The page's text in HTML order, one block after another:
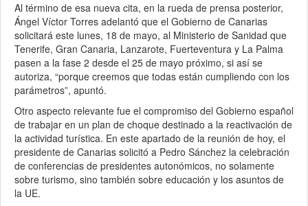
Al término de esa nueva cita, en la rueda de prensa posterior,
Ángel Víctor Torres adelantó que el Gobierno de Canarias
solicitará este lunes, 18 de mayo, al Ministerio de Sanidad que
Tenerife, Gran Canaria, Lanzarote, Fuerteventura y La Palma
pasen a la fase 2 desde el 25 de mayo próximo, si así se
autoriza, “porque creemos que todas están cumpliendo con los
parámetros”, apuntó.
Otro aspecto relevante fue el compromiso del Gobierno español
de trabajar en un plan de choque destinado a la reactivación de
la actividad turística. En este apartado de la reunión de hoy, el
presidente de Canarias solicitó a Pedro Sánchez la celebración
de conferencias de presidentes autonómicos, no solamente
sobre turismo, sino también sobre educación y los asuntos de
la UE.